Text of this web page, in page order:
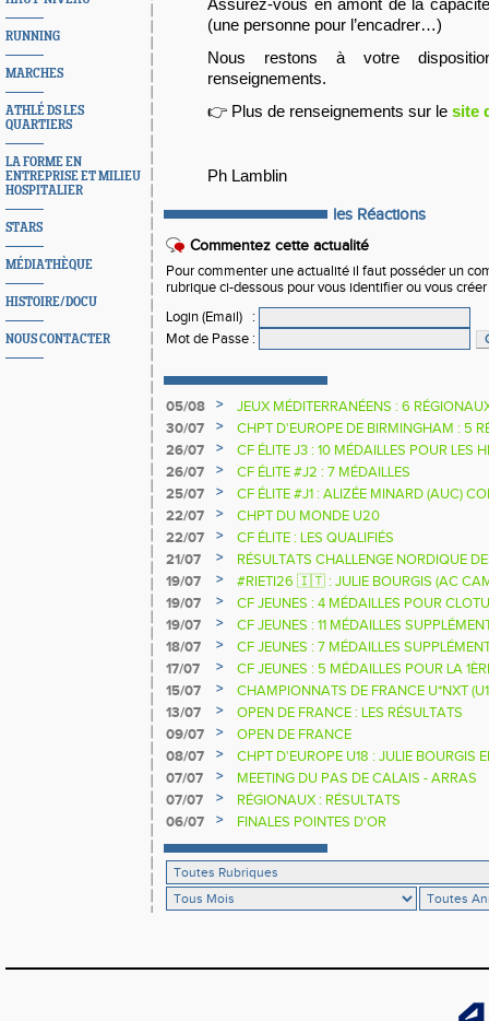
RUNNING
MARCHES
ATHLÉ DS LES
QUARTIERS
LA FORME EN
ENTREPRISE ET MILIEU
HOSPITALIER
STARS
MÉDIATHÈQUE
HISTOIRE/DOCU
NOUS CONTACTER
Assurez-vous en amont de la
(une personne pour l’encadrer…)
Nous restons à votre
renseignements.
👉 Plus de renseignements sur le site
Ph Lamblin
les Réactions
Commentez cette actualité
Pour commenter une actualité il faut posséder un
rubrique ci-dessous pour vous identifier ou vous
Login (Email)
:
Mot de Passe :
05/08 >
JEUX MÉDITERRANÉENS : 6
30/07
>
CHPT D'EUROPE DE BIRMINGHAM : 5
26/07
>
CF ÉLITE J3 : 10 MÉDAILLES POUR LES
26/07
>
CF ÉLITE #J2 : 7 MÉDAILLES
25/07
>
CF ÉLITE #J1 : ALIZÉE MINARD (AUC)
NATIONALE
22/07 >
CHPT DU MONDE U20
22/07
>
CF ÉLITE : LES QUALIFIÉS
21/07
>
RÉSULTATS CHALLENGE NORDIQUE
2025 2026
19/07 >
#RIETI26 🇮🇹 : JULIE BOURGIS (AC
D'EUROPE U18 DE LA PERCHE
19/07 >
CF JEUNES : 4 MÉDAILLES POUR
19/07
>
CF JEUNES : 11 MÉDAILLES
18/07
>
CF JEUNES : 7 MÉDAILLES
17/07
>
CF JEUNES : 5 MÉDAILLES POUR LA
15/07
>
CHAMPIONNATS DE FRANCE U*NXT
13/07
>
OPEN DE FRANCE : LES RÉSULTATS
09/07
>
OPEN DE FRANCE
08/07
>
CHPT D'EUROPE U18 : JULIE BOURGIS
07/07
>
MEETING DU PAS DE CALAIS - ARRAS
07/07
>
RÉGIONAUX : RÉSULTATS
06/07
> FINALES POINTES D'OR